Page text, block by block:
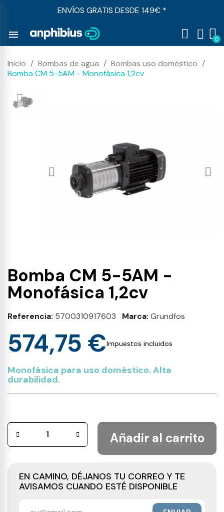
ENVÍOS GRATIS DESDE 149€ *
menu
Inicio Bombas de agua
Bombas uso doméstico
Bomba CM 5-5AM - Monofásica 1,2cv
Bomba CM 5-5AM -
Monofásica 1,2cv
Referencia 5700310917603 Marca Grundfos
574,75 €Impuestos incluidos
Monofásica para uso doméstico. Alta
durabilidad.
Añadir al carrito
EN CAMINO, DÉJANOS TU CORREO Y TE
AVISAMOS CUANDO ESTÉ DISPONIBLE